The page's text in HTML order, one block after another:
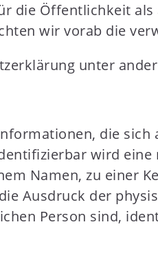
die Öffentlichkeit
wir vorab die
unter
die
wird
Namen, zu einer
Ausdruck der
Person sind,